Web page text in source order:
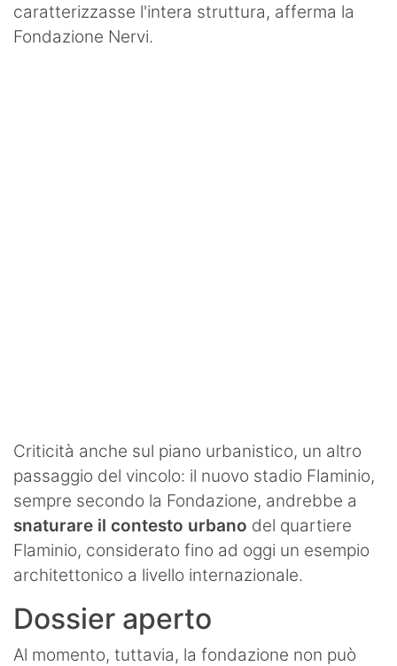
caratterizzasse l'intera struttura, afferma la
Fondazione Nervi.
Criticità anche sul piano urbanistico, un altro
passaggio del vincolo: il nuovo stadio Flaminio,
sempre secondo la Fondazione, andrebbe a
snaturare il contesto urbano del quartiere
Flaminio, considerato fino ad oggi un esempio
architettonico a livello internazionale.
Dossier aperto
Al momento, tuttavia, la fondazione non può